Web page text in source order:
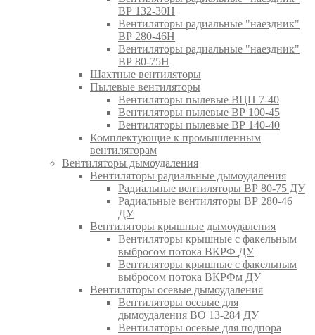
ВР 132-30Н
Вентиляторы радиальные "наездник"
ВР 280-46Н
Вентиляторы радиальные "наездник"
ВР 80-75Н
Шахтные вентиляторы
Пылевые вентиляторы
Вентиляторы пылевые ВЦП 7-40
Вентиляторы пылевые ВР 100-45
Вентиляторы пылевые ВР 140-40
Комплектующие к промышленным
вентиляторам
Вентиляторы дымоудаления
Вентиляторы радиальные дымоудаления
Радиальные вентиляторы ВР 80-75 ДУ
Радиальные вентиляторы ВР 280-46
ДУ
Вентиляторы крышные дымоудаления
Вентиляторы крышные с факельным
выбросом потока ВКРФ ДУ
Вентиляторы крышные с факельным
выбросом потока ВКРФм ДУ
Вентиляторы осевые дымоудаления
Вентиляторы осевые для
дымоудаления ВО 13-284 ДУ
Вентиляторы осевые для подпора